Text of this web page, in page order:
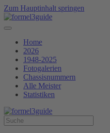
Zum Hauptinhalt springen
Home
2026
1948-2025
Fotogalerien
Chassisnummern
Alle Meister
Statistiken